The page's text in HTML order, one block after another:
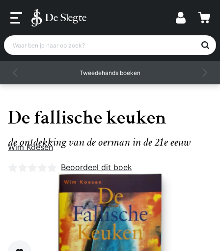
Waar ben je naar op zoek?
Tweedehands boeken
De fallische keuken
de ontdekking van de oerman in de 21e eeuw
Wim Koesen
Nog geen beoordelingen
Beoordeel dit boek
Zet op verlanglijst